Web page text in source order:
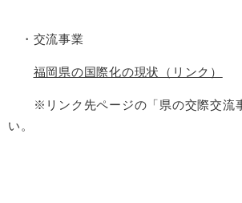
・交流事業
福岡県の国際化の現状（リンク）
※リンク先ページの「県の交際交流
い。